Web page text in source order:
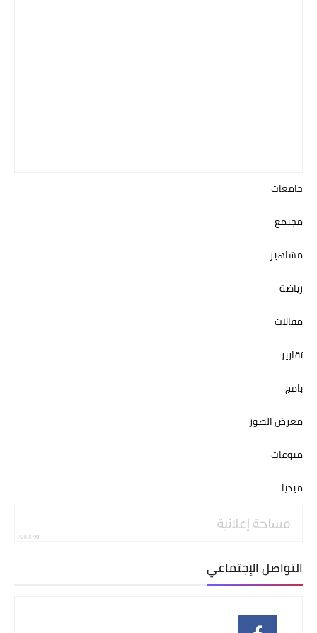
جامعات
مجتمع
مشاهير
رياضة
مقالات
تقارير
بامج
معرض الصور
منوعات
ميديا
التواصل الإجتماعي